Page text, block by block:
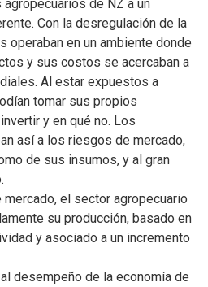
de NZ a un
Con la desregulación de la
operaban en un ambiente donde
y sus costos se acercaban a
Al estar expuestos a
tomar sus propios
y en qué no. Los
así a los riesgos de mercado,
de sus insumos, y al gran
el sector agropecuario
su producción, basado en
y asociado a un incremento
desempeño de la economía de